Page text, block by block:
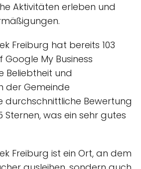
Aktivitäten erleben und
Freiburg hat bereits 103
My Business
Beliebtheit und
der Gemeinde
durchschnittliche Bewertung
was ein sehr gutes
Freiburg ist ein Ort, an dem